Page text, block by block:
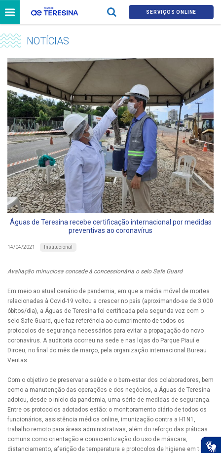
SERVIÇOS ONLINE
NOTÍCIAS
Águas de Teresina recebe certificação internacional por medidas
preventivas ao coronavírus
14/04/2021 Institucional
Avaliação minuciosa concede à concessionária o selo Safe Guard
Em meio ao atual cenário de pandemia, em que a média móvel de mortes
relacionadas à Covid-19 voltou a crescer no país (aproximando-se de 3.000
óbitos/dia), a Águas de Teresina foi certificada pela segunda vez com o
selo Safe Guard, que faz referência ao cumprimento de todos os
protocolos de segurança necessários para evitar a propagação do novo
coronavírus. A auditoria ocorreu na sede e nas lojas do Parque Piauí e
Dirceu, no final do mês de março, pela organização internacional Bureau
Veritas.
Com o objetivo de preservar a saúde e o bem-estar dos colaboradores, bem
como a manutenção das operações e dos negócios, a Águas de Teresina
adotou, desde o início da pandemia, uma série de medidas de segurança.
Entre os protocolos adotados estão: o monitoramento diário de todos os
funcionários, assistência médica online, imunização contra a H1N1,
trabalho remoto para áreas administrativas, além do reforço das práticas
comuns como orientação e conscientização do uso de máscara,
distanciamento, aferição de temperatura e protocolos de higiene em todas